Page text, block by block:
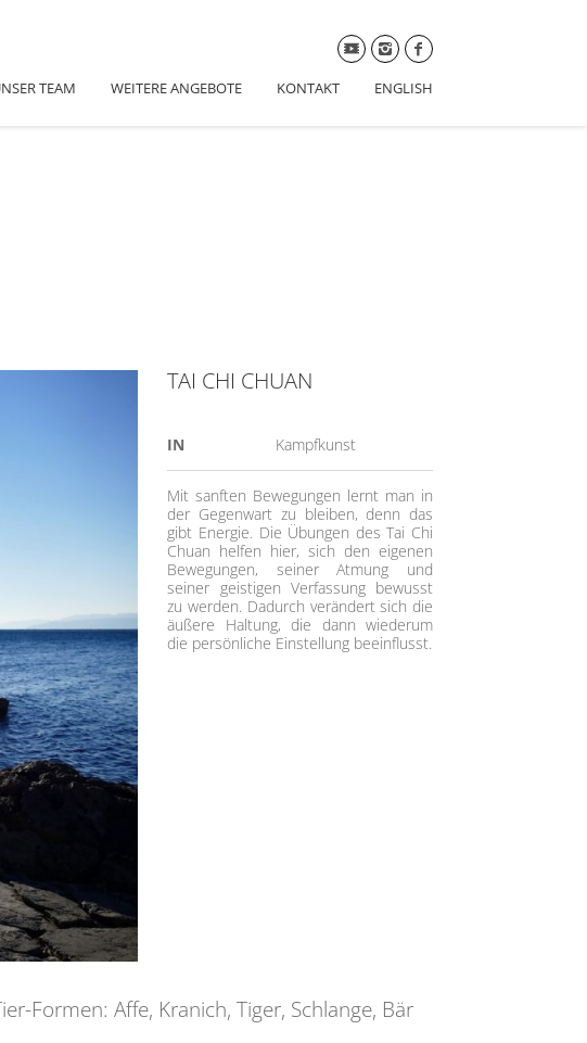
TEAM WEITERE ANGEBOTE KONTAKT ENGLISH
TAI CHI CHUAN
IN Kampfkunst
Mit sanften Bewegungen lernt man in
der Gegenwart zu bleiben, denn das
gibt Energie. Die Übungen des Tai Chi
Chuan helfen hier, sich den eigenen
Bewegungen, seiner Atmung und
seiner geistigen Verfassung bewusst
zu werden. Dadurch verändert sich die
äußere Haltung, die dann wiederum
die persönliche Einstellung beeinflusst.
Formen: Affe, Kranich, Tiger, Schlange, Bär